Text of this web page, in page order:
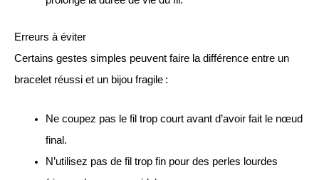
Erreurs à éviter
Certains gestes simples peuvent faire la différence entre un
bracelet réussi et un bijou fragile :
Ne coupez pas le fil trop court avant d’avoir fait le nœud
final.
N’utilisez pas de fil trop fin pour des perles lourdes